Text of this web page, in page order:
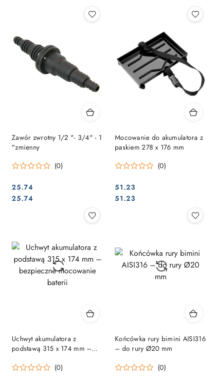
Zawór zwrotny 1/2 "- 3/4" - 1
"zmienny
(0)
Cena:
25.74
Cena:
25.74
Mocowanie do akumulatora z
paskiem 278 x 176 mm
(0)
Cena:
51.23
Cena:
51.23
Uchwyt akumulatora z
podstawą 315 x 174 mm –
baterii
(0)
Końcówka rury bimini AISI316
– do rury Ø20 mm
(0)